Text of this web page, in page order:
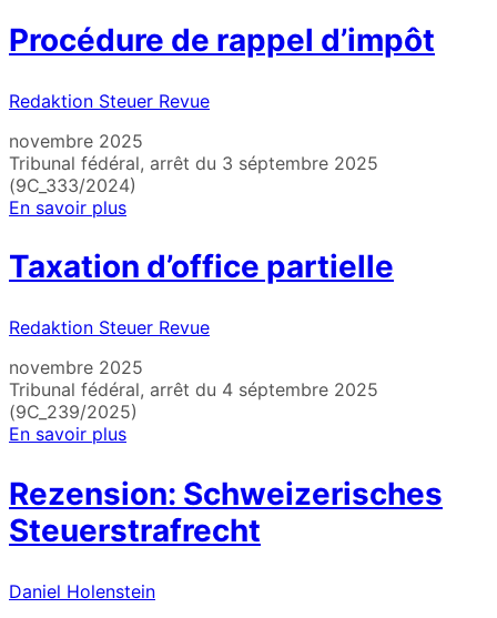
Procédure de rappel d’impôt
Redaktion Steuer Revue
novembre 2025
Tribunal fédéral, arrêt du 3 séptembre 2025
(9C_333/2024)
En savoir plus
Taxation d’office partielle
Redaktion Steuer Revue
novembre 2025
Tribunal fédéral, arrêt du 4 séptembre 2025
(9C_239/2025)
En savoir plus
Rezension: Schweizerisches
Steuerstrafrecht
Daniel Holenstein